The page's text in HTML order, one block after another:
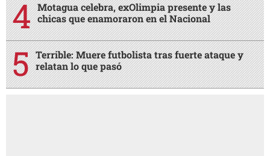
Motagua celebra, exOlimpia presente y las
chicas que enamoraron en el Nacional
Terrible: Muere futbolista tras fuerte ataque y
relatan lo que pasó